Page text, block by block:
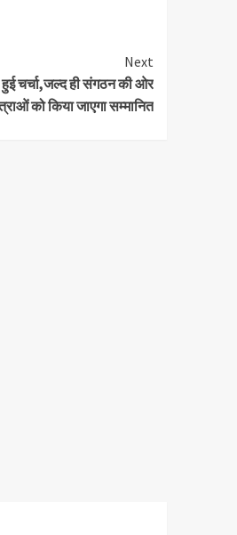
Next
चर्चा,जल्द ही संगठन की ओर
को किया जाएगा सम्मानित